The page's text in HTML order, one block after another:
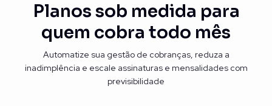
Planos sob medida para
quem cobra todo mês
Automatize sua gestão de cobranças, reduza a
inadimplência e escale assinaturas e mensalidades com
previsibilidade